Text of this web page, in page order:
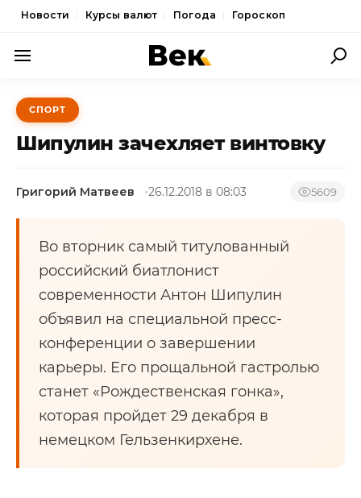
Новости Курсы валют Погода Гороскоп
ПОЛИТИКА
ЭКОНОМИКА
СПОРТ
КУЛЬТУРА
НОВОСТИ
СПОРТ
Шипулин зачехляет винтовку
Григорий Матвеев 26.12.2018 в 08:03 5609
Во вторник самый титулованный
российский биатлонист
современности Антон Шипулин
объявил на специальной пресс-
конференции о завершении
карьеры. Его прощальной гастролью
станет «Рождественская гонка»,
которая пройдет 29 декабря в
немецком Гельзенкирхене.